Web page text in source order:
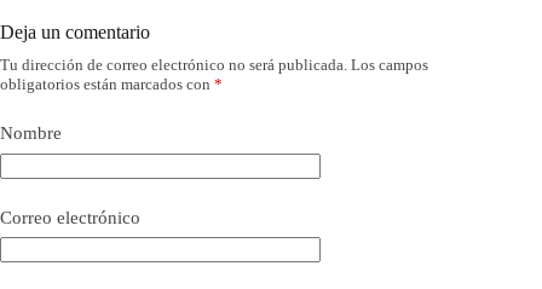
Deja un comentario
Tu dirección de correo electrónico no será publicada. Los campos
obligatorios están marcados con *
Nombre
Correo electrónico